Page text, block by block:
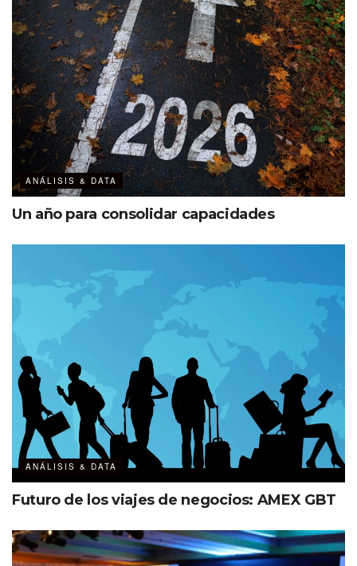
ANÁLISIS & DATA
Un año para consolidar capacidades
ANÁLISIS & DATA
Futuro de los viajes de negocios: AMEX GBT